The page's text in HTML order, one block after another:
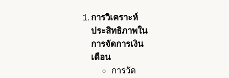
การวิเคราะห์
ประสิทธิภาพใน
การจัดการเงิน
เดือน
การวัด